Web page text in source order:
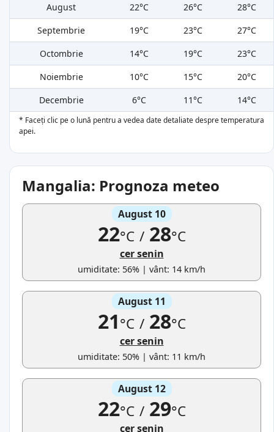
August
22°C 26°C
28°C
Septembrie
19°C 23°C
27°C
Octombrie
14°C 19°C
23°C
Noiembrie
10°C 15°C
20°C
Decembrie
6°C 11°C 14°C
* Faceți clic pe o lună pentru a vedea date detaliate despre temperatura
apei.
Mangalia: Prognoza meteo
August 10
22°C /28°C
cer senin
umiditate: 56% | vânt: 14 km/h
August 11
21°C /28°C
cer senin
umiditate: 50% | vânt: 11 km/h
August 12
22°C /29°C
cer senin